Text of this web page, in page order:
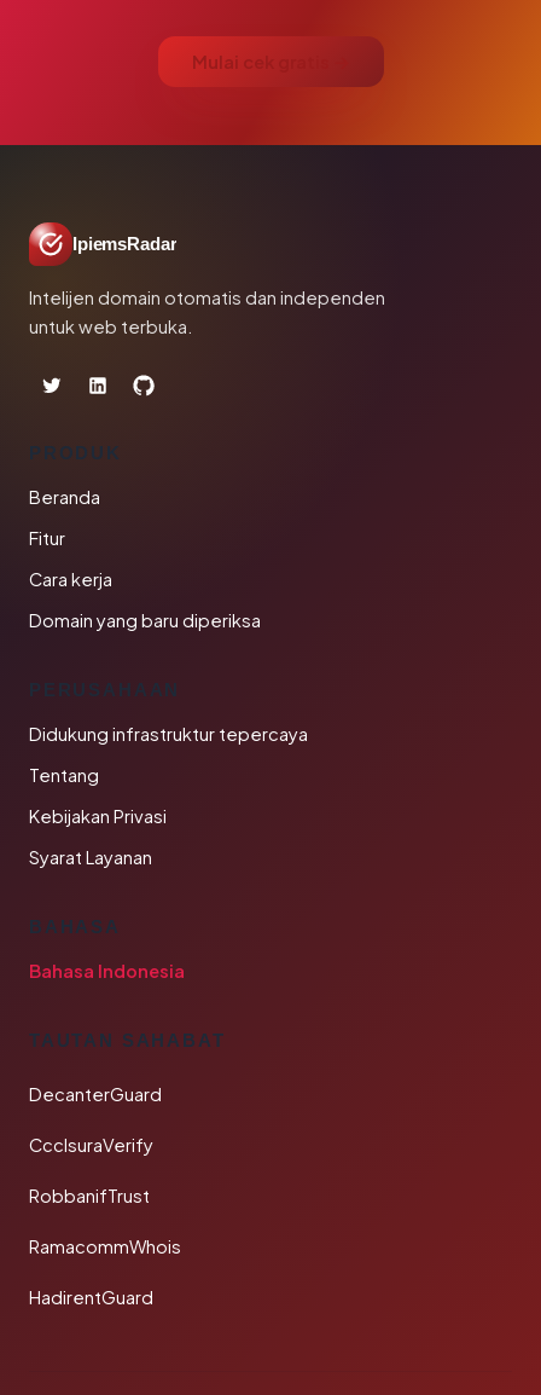
Mulai cek gratis →
IpiemsRadar
Intelijen domain otomatis dan independen
untuk web terbuka.
PRODUK
Beranda
Fitur
Cara kerja
Domain yang baru diperiksa
PERUSAHAAN
Didukung infrastruktur tepercaya
Tentang
Kebijakan Privasi
Syarat Layanan
BAHASA
Bahasa Indonesia
TAUTAN SAHABAT
DecanterGuard
CcclsuraVerify
RobbanifTrust
RamacommWhois
HadirentGuard